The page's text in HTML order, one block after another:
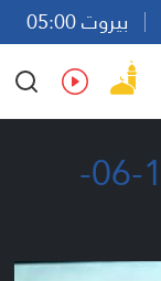
بيروت 05:00
Ar
En Fr Es
نشرة أخبار 19:30 - 11-06-